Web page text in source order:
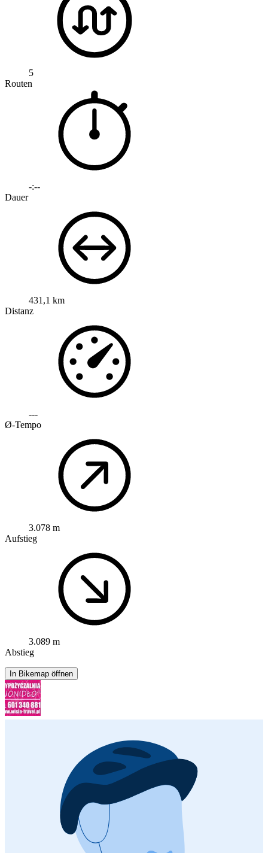
5
Routen
-:--
Dauer
431,1 km
Distanz
---
Ø-Tempo
3.078 m
Aufstieg
3.089 m
Abstieg
In Bikemap öffnen